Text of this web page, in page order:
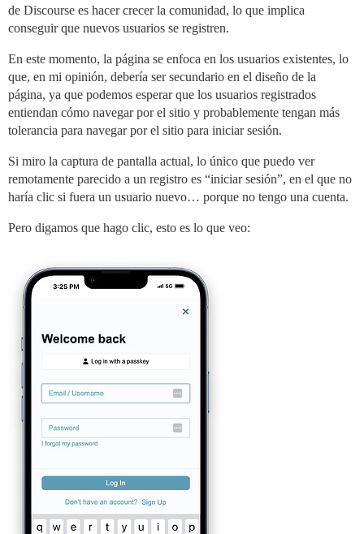
de Discourse es hacer crecer la comunidad, lo que implica
conseguir que nuevos usuarios se registren.
En este momento, la página se enfoca en los usuarios existentes, lo
que, en mi opinión, debería ser secundario en el diseño de la
página, ya que podemos esperar que los usuarios registrados
entiendan cómo navegar por el sitio y probablemente tengan más
tolerancia para navegar por el sitio para iniciar sesión.
Si miro la captura de pantalla actual, lo único que puedo ver
remotamente parecido a un registro es “iniciar sesión”, en el que no
haría clic si fuera un usuario nuevo… porque no tengo una cuenta.
Pero digamos que hago clic, esto es lo que veo: